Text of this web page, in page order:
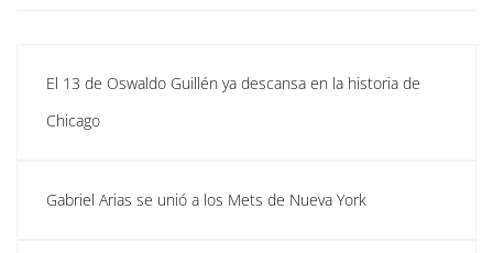
El 13 de Oswaldo Guillén ya descansa en la historia de
Chicago
Gabriel Arias se unió a los Mets de Nueva York